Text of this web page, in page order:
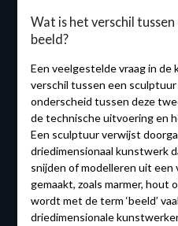
Wat is het verschil
beeld?
Een veelgestelde vraag in
verschil tussen een
onderscheid tussen deze
de technische uitvoering en
Een sculptuur verwijst
driedimensionaal kunstwerk
snijden of modelleren uit een
gemaakt, zoals marmer, hout
wordt met de term ‘beeld’
driedimensionale